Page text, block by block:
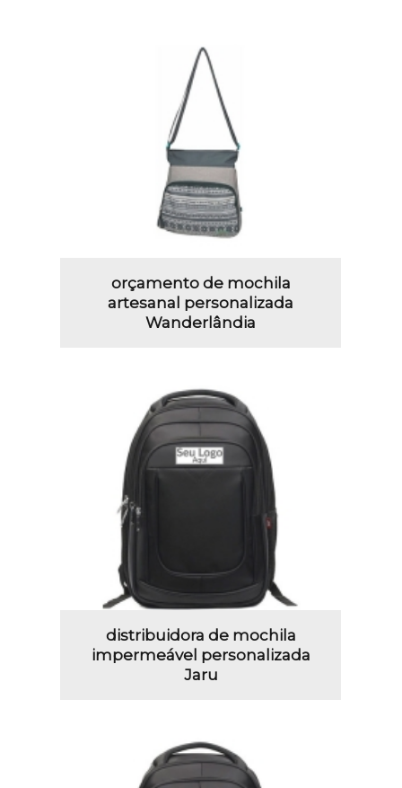
orçamento de mochila
artesanal personalizada
Wanderlândia
distribuidora de mochila
impermeável personalizada
Jaru